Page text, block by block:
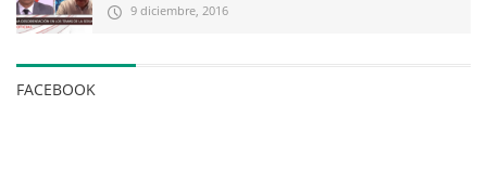
9 diciembre, 2016
FACEBOOK